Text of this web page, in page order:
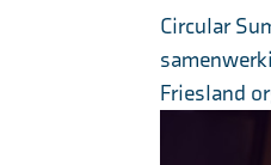
Circular
Friesland